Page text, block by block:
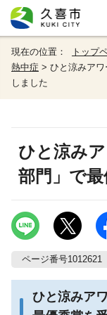
現在の位置： トップ
熱中症 > ひと涼みア
しました
ひと涼み
部門」で
ページ番号1012621
ひと涼みア